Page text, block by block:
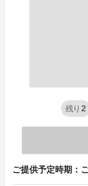
残り 2
ご提供予定時期：